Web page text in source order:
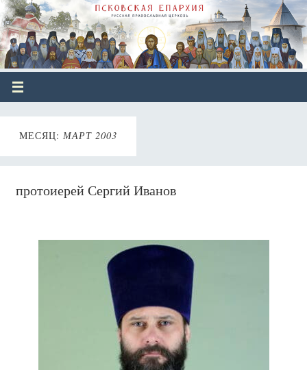
МЕСЯЦ: МАРТ 2003
протоиерей Сергий Иванов